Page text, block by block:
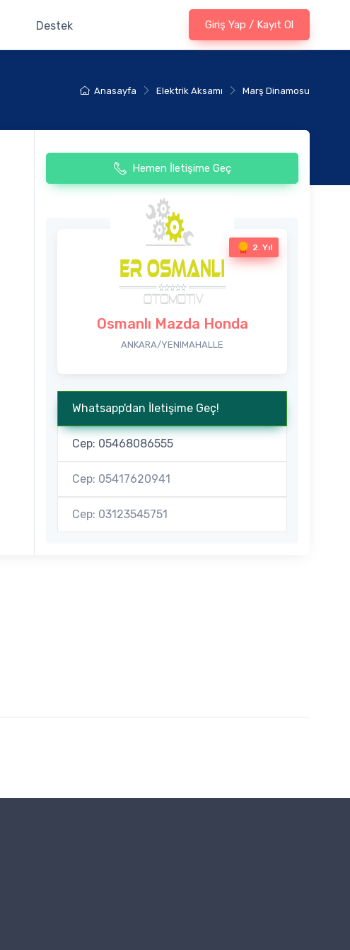
Giriş Yap / Kayıt Ol
Destek
Anasayfa Elektrik Aksamı Marş Dinamosu
Hemen İletişime Geç
2. Yıl
Osmanlı Mazda Honda
ANKARA/YENIMAHALLE
Whatsapp'dan İletişime Geç!
Cep: 05468086555
Cep: 05417620941
Cep: 03123545751